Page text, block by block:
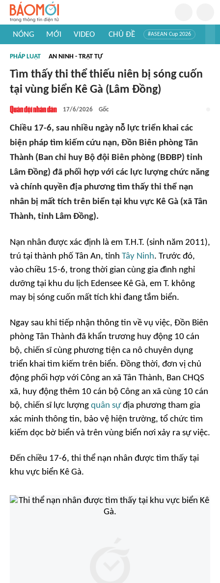
NÓNG MỚI VIDEO CHỦ ĐỀ #ASEAN Cup 2026
#Khám phá thế giới
PHÁP LUẬT AN NINH - TRẬT TỰ
Tìm thấy thi thể thiếu niên bị sóng cuốn
tại vùng biển Kê Gà (Lâm Đồng)
17/6/2026 Gốc
Chiều 17-6, sau nhiều ngày nỗ lực triển khai các
biện pháp tìm kiếm cứu nạn, Đồn Biên phòng Tân
Thành (Ban chỉ huy Bộ đội Biên phòng (BĐBP) tỉnh
Lâm Đồng) đã phối hợp với các lực lượng chức năng
và chính quyền địa phương tìm thấy thi thể nạn
nhân bị mất tích trên biển tại khu vực Kê Gà (xã Tân
Thành, tỉnh Lâm Đồng).
Nạn nhân được xác định là em T.H.T. (sinh năm 2011),
trú tại thành phố Tân An, tỉnh Tây Ninh. Trước đó,
vào chiều 15-6, trong thời gian cùng gia đình nghỉ
dưỡng tại khu du lịch Edensee Kê Gà, em T. không
may bị sóng cuốn mất tích khi đang tắm biển.
Ngay sau khi tiếp nhận thông tin về vụ việc, Đồn Biên
phòng Tân Thành đã khẩn trương huy động 10 cán
bộ, chiến sĩ cùng phương tiện ca nô chuyên dụng
triển khai tìm kiếm trên biển. Đồng thời, đơn vị chủ
động phối hợp với Công an xã Tân Thành, Ban CHQS
xã, huy động thêm 10 cán bộ Công an xã cùng 10 cán
bộ, chiến sĩ lực lượng quân sựđịa phương tham gia
xác minh thông tin, bảo vệ hiện trường, tổ chức tìm
kiếm dọc bờ biển và trên vùng biển nơi xảy ra sự việc.
Đến chiều 17-6, thi thể nạn nhân được tìm thấy tại
khu vực biển Kê Gà.